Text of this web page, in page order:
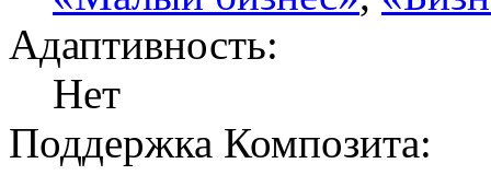
Адаптивность:
Нет
Поддержка Композита: